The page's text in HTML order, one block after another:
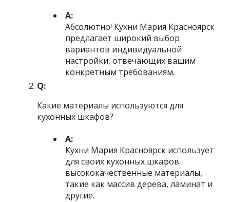
А:
Абсолютно! Кухни Мария Красноярск
предлагает широкий выбор
вариантов индивидуальной
настройки, отвечающих вашим
конкретным требованиям.
Q:
Какие материалы используются для
кухонных шкафов?
А:
Кухни Мария Красноярск использует
для своих кухонных шкафов
высококачественные материалы,
такие как массив дерева, ламинат и
другие.